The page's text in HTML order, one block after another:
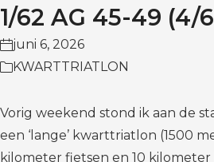
1/62 AG 45-49 (4/
juni 6, 2026
KWARTTRIATLON
Vorig weekend stond ik aan de
een ‘lange’ kwarttriatlon (1500
kilometer fietsen en 10